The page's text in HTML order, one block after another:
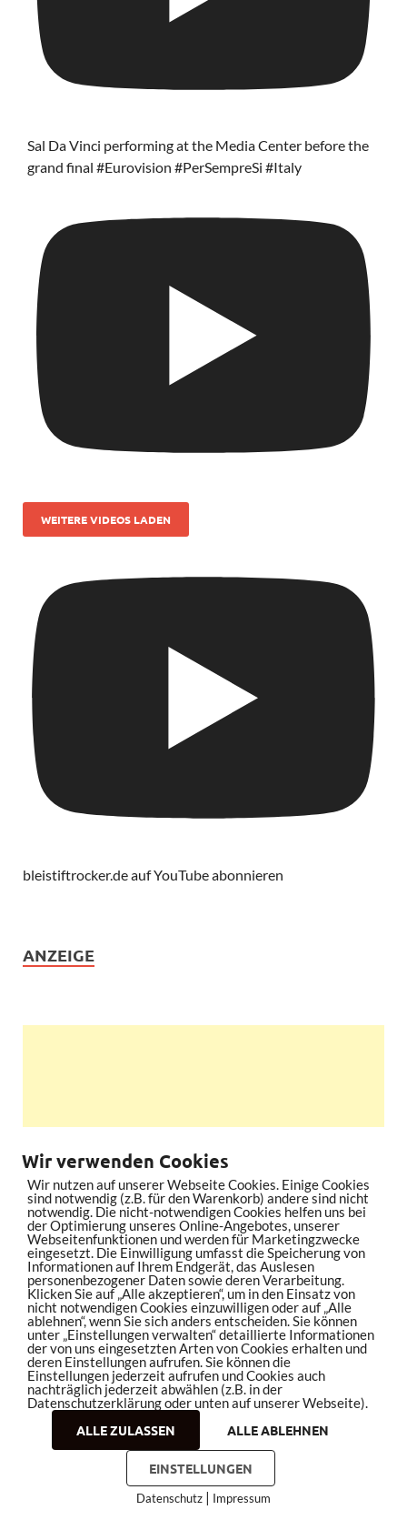
Sal Da Vinci performing at the Media Center before the
grand final #Eurovision #PerSempreSi #Italy
WEITERE VIDEOS LADEN
bleistiftrocker.de auf YouTube abonnieren
ANZEIGE
Wir verwenden Cookies
Wir nutzen auf unserer Webseite Cookies. Einige Cookies
sind notwendig (z.B. für den Warenkorb) andere sind nicht
notwendig. Die nicht-notwendigen Cookies helfen uns bei
der Optimierung unseres Online-Angebotes, unserer
Webseitenfunktionen und werden für Marketingzwecke
eingesetzt. Die Einwilligung umfasst die Speicherung von
Informationen auf Ihrem Endgerät, das Auslesen
personenbezogener Daten sowie deren Verarbeitung.
Klicken Sie auf „Alle akzeptieren“, um in den Einsatz von
nicht notwendigen Cookies einzuwilligen oder auf „Alle
ablehnen“, wenn Sie sich anders entscheiden. Sie können
unter „Einstellungen verwalten“ detaillierte Informationen
der von uns eingesetzten Arten von Cookies erhalten und
deren Einstellungen aufrufen. Sie können die
Einstellungen jederzeit aufrufen und Cookies auch
nachträglich jederzeit abwählen (z.B. in der
Datenschutzerklärung oder unten auf unserer Webseite).
ALLE ZULASSEN
ALLE ABLEHNEN
EINSTELLUNGEN
Datenschutz | Impressum